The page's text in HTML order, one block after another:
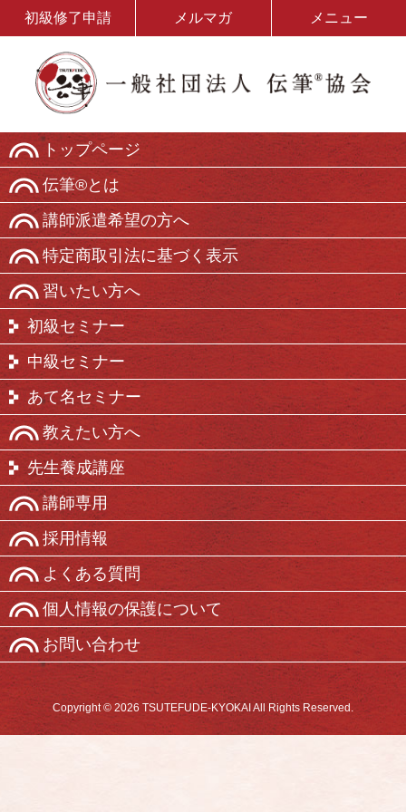
初級修了申請 メルマガ メニュー
トップページ
伝筆®とは
講師派遣希望の方へ
特定商取引法に基づく表示
習いたい方へ
初級セミナー
中級セミナー
あて名セミナー
教えたい方へ
先生養成講座
講師専用
採用情報
よくある質問
個人情報の保護について
お問い合わせ
Copyright © 2026 TSUTEFUDE-KYOKAI All Rights Reserved.